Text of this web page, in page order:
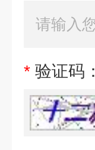
* 验证码：